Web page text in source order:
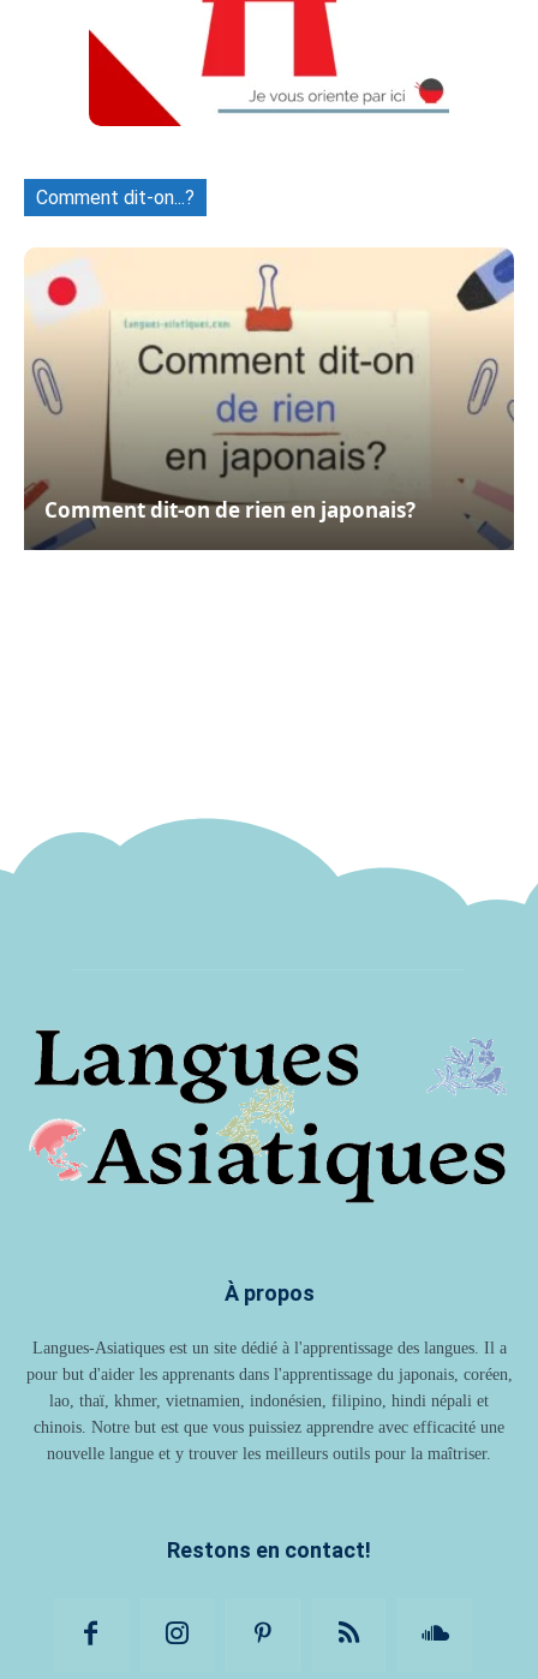
Comment dit-on...?
Comment dit-on de rien en japonais?
À propos
Langues-Asiatiques est un site dédié à l'apprentissage des langues. Il a
pour but d'aider les apprenants dans l'apprentissage du japonais, coréen,
lao, thaï, khmer, vietnamien, indonésien, filipino, hindi népali et
chinois. Notre but est que vous puissiez apprendre avec efficacité une
nouvelle langue et y trouver les meilleurs outils pour la maîtriser.
Restons en contact!